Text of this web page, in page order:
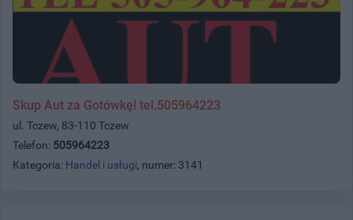
Skup Aut za Gotówkę! tel.505964223
ul. Tczew, 83-110 Tczew
Telefon: 505964223
Kategoria: Handel i usługi, numer: 3141